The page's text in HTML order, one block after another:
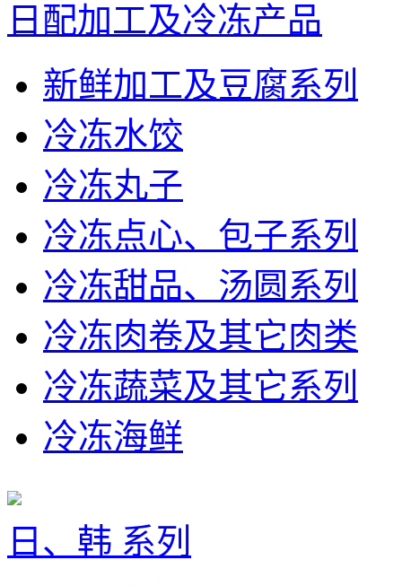
日配加工及冷冻产品
新鲜加工及豆腐系列
冷冻水饺
冷冻丸子
冷冻点心、包子系列
冷冻甜品、汤圆系列
冷冻肉卷及其它肉类
冷冻蔬菜及其它系列
冷冻海鲜
日、韩 系列